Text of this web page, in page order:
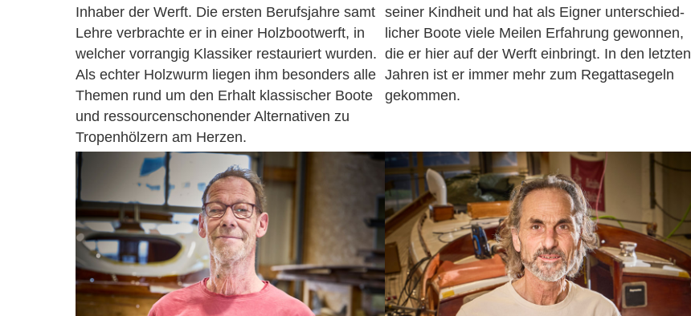
Inhaber der Werft. Die ersten Berufsjahre samt
Lehre verbrachte er in einer Holzbootwerft, in
welcher vorrangig Klassiker restauriert wurden.
Als echter Holzwurm liegen ihm besonders alle
Themen rund um den Erhalt klassischer Boote
und ressourcenschonender Alternativen zu
Tropenhölzern am Herzen.
seiner Kindheit und hat als Eigner unter­schied­
licher Boote viele Meilen Erfahrung gewonnen,
die er hier auf der Werft einbringt. In den letzten
Jahren ist er immer mehr zum Regattasegeln
gekommen.